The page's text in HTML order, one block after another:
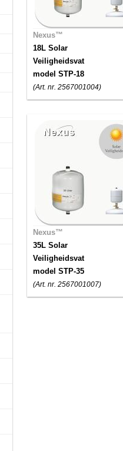
Nexus™
18L Solar
Veiligheidsvat
model STP-18
(Art. nr. 2567001004)
Nexus™
35L Solar
Veiligheidsvat
model STP-35
(Art. nr. 2567001007)